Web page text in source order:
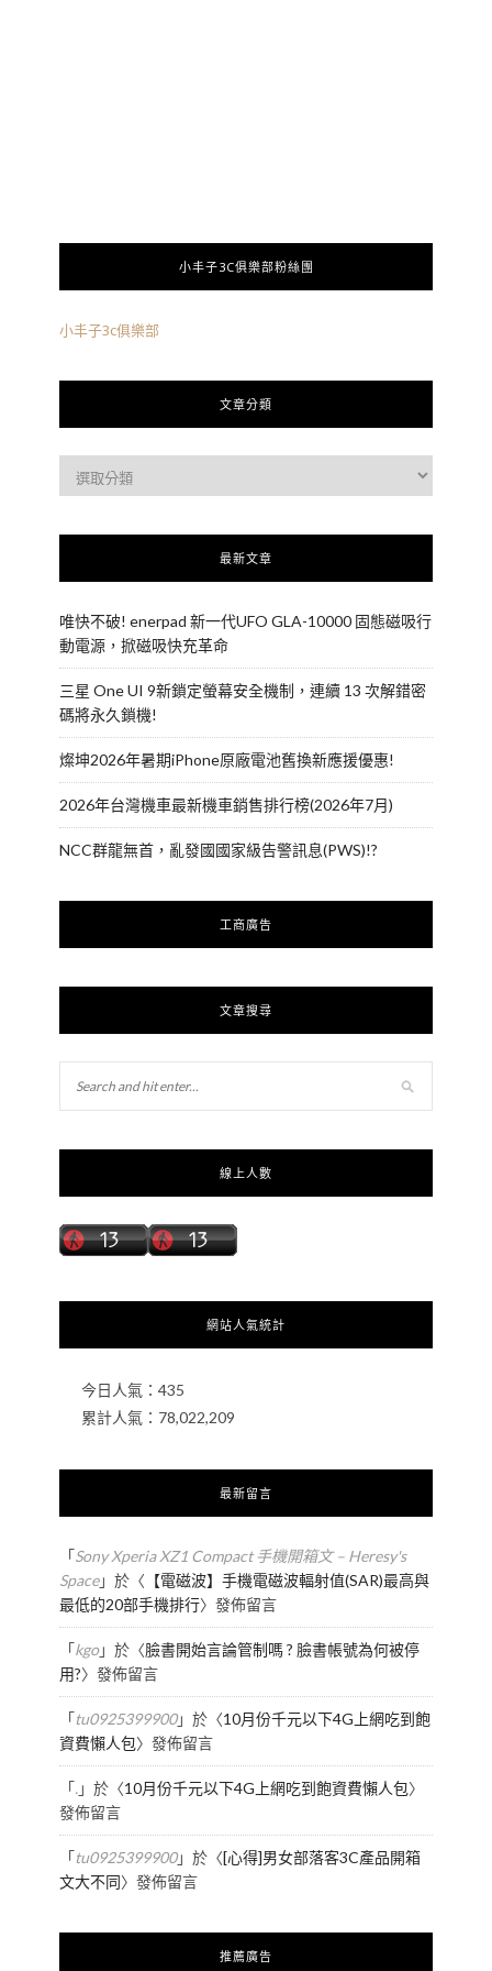
小丰子3C俱樂部粉絲團
小丰子3c俱樂部
文章分類
最新文章
唯快不破! enerpad 新一代UFO GLA-10000 固態磁吸行
動電源，掀磁吸快充革命
三星 One UI 9新鎖定螢幕安全機制，連續 13 次解錯密
碼將永久鎖機!
燦坤2026年暑期iPhone原廠電池舊換新應援優惠!
2026年台灣機車最新機車銷售排行榜(2026年7月)
NCC群龍無首，亂發國國家級告警訊息(PWS)!?
工商廣告
文章搜尋
線上人數
網站人氣統計
今日人氣： 435
累計人氣： 78,022,209
最新留言
「Sony Xperia XZ1 Compact 手機開箱文 – Heresy's
Space」於〈 【電磁波】手機電磁波輻射值(SAR)最高與
最低的20部手機排行〉發佈留言
「kgo」於〈臉書開始言論管制嗎 ? 臉書帳號為何被停
用?〉發佈留言
「tu0925399900」於〈10月份千元以下4G上網吃到飽
資費懶人包〉發佈留言
「.」於〈10月份千元以下4G上網吃到飽資費懶人包〉
發佈留言
「tu0925399900」於〈[心得]男女部落客3C產品開箱
文大不同〉發佈留言
推薦廣告